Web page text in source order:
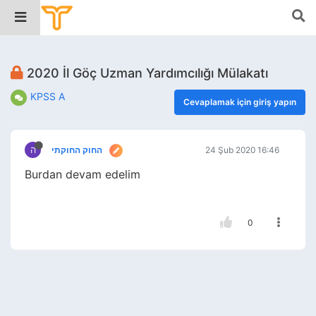
2020 İl Göç Uzman Yardımcılığı Mülakatı
KPSS A Cevaplamak için giriş yapın
ה החוק החוקתי 24 Şub 2020 16:46
Burdan devam edelim
0